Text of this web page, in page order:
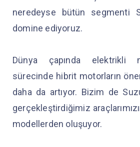
neredeyse bütün segmenti
domine ediyoruz.
Dünya çapında elektrikli
sürecinde hibrit motorların
daha da artıyor. Bizim de
gerçekleştirdiğimiz
modellerden oluşuyor.